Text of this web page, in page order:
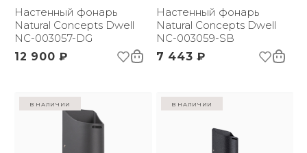
Настенный фонарь
Natural Concepts Dwell
NC-003057-DG
12 900 ₽
Настенный фонарь
Natural Concepts Dwell
NC-003059-SB
7 443 ₽
в наличии в наличии